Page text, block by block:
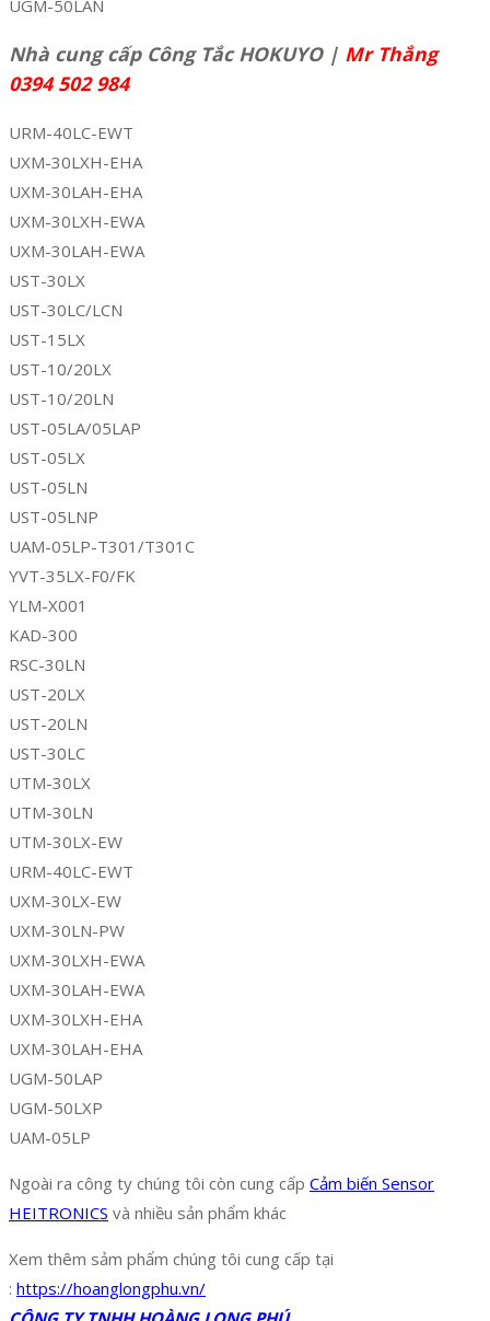
UGM-50LAN
Nhà cung cấp Công Tắc HOKUYO | Mr Thắng
0394 502 984
URM-40LC-EWT
UXM-30LXH-EHA
UXM-30LAH-EHA
UXM-30LXH-EWA
UXM-30LAH-EWA
UST-30LX
UST-30LC/LCN
UST-15LX
UST-10/20LX
UST-10/20LN
UST-05LA/05LAP
UST-05LX
UST-05LN
UST-05LNP
UAM-05LP-T301/T301C
YVT-35LX-F0/FK
YLM-X001
KAD-300
RSC-30LN
UST-20LX
UST-20LN
UST-30LC
UTM-30LX
UTM-30LN
UTM-30LX-EW
URM-40LC-EWT
UXM-30LX-EW
UXM-30LN-PW
UXM-30LXH-EWA
UXM-30LAH-EWA
UXM-30LXH-EHA
UXM-30LAH-EHA
UGM-50LAP
UGM-50LXP
UAM-05LP
Ngoài ra công ty chúng tôi còn cung cấp Cảm biến Sensor
HEITRONICS và nhiều sản phẩm khác
Xem thêm sảm phẩm chúng tôi cung cấp tại
: https://hoanglongphu.vn/